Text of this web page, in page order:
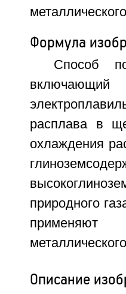
Формула
Способ
расплава в
охлаждения
природного
применяют
Описание